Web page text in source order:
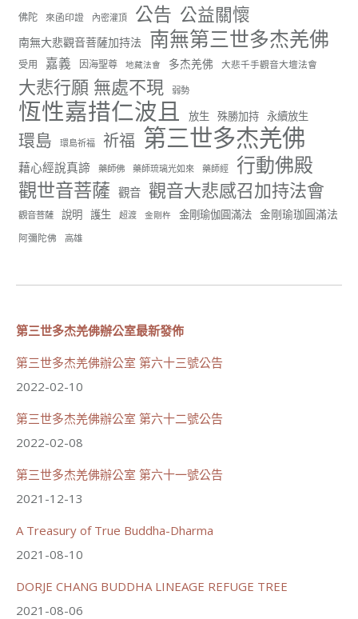
分享
世界佛教正心會
June 22, 2026, 10:11 AM
[世界佛教正心會 新聞報導]
正心會行善列車開向花蓮基隆， 關心榮民、榮眷及遺
孤！
#正心會
#基隆榮服處
#花蓮榮家
91 42 則留言
分享
世界佛教正心會
June 21, 2026, 12:54 AM
觀看更多
佛陀 來函印證 內密灌頂 公告 公益關懷
南無大悲觀音菩薩加持法 南無第三世多杰羌佛
受用 嘉義 因海聖尊 地藏法會 多杰羌佛 大悲千手觀音大壇法會
大悲行願 無處不現 弱勢
恆性嘉措仁波且 放生 殊勝加持 永續放生
環島 環島祈福 祈福 第三世多杰羌佛
藉心經說真諦 藥師佛 藥師琉璃光如來 藥師經 行動佛殿
觀世音菩薩 觀音 觀音大悲感召加持法會
觀音菩薩 說明 護生 超渡 金剛杵 金剛瑜伽圓滿法 金剛瑜珈圓滿法
阿彌陀佛 高雄
第三世多杰羌佛辦公室最新發佈
第三世多杰羌佛辦公室 第六十三號公告
2022-02-10
第三世多杰羌佛辦公室 第六十二號公告
2022-02-08
第三世多杰羌佛辦公室 第六十一號公告
2021-12-13
A Treasury of True Buddha-Dharma
2021-08-10
DORJE CHANG BUDDHA LINEAGE REFUGE TREE
2021-08-06